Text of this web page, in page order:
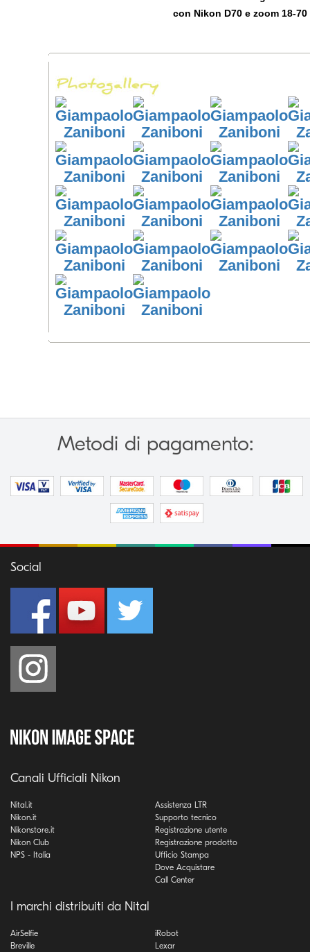
con Nikon D70 e zoom 18-70
Metodi di pagamento:
Social
Canali Ufficiali Nikon
Nital.it
Nikon.it
Nikonstore.it
Nikon Club
NPS - Italia
Assistenza LTR
Supporto tecnico
Registrazione utente
Registrazione prodotto
Ufficio Stampa
Dove Acquistare
Call Center
I marchi distribuiti da Nital
AirSelfie
Breville
iRobot
Lexar